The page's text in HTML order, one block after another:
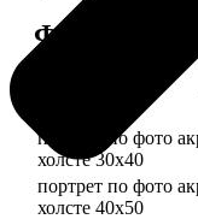
Форматы и
портрет по фото
холсте 30х40
портрет по фото
холсте 40х50